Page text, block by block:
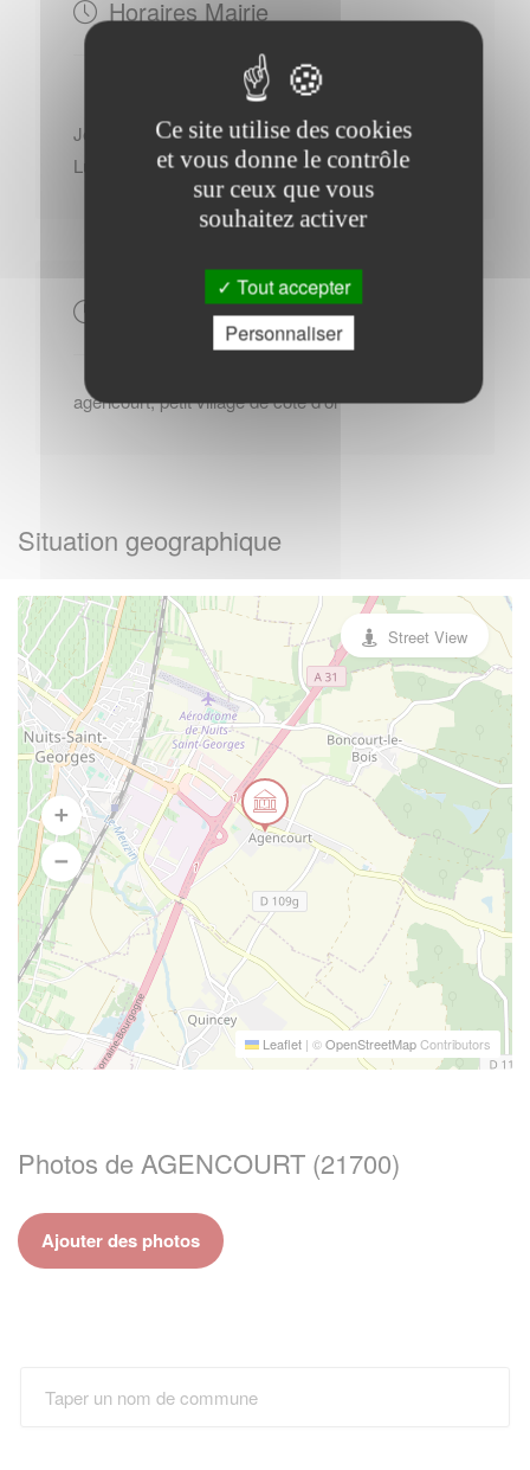
Horaires Mairie
Jeudi : - 17h00 à 18h00
Lundi : - 10h00 à 12h00
agencourt, petit village de cote d'or
Situation geographique
Leaflet | ©OpenStreetMapContributors
Street View
Photos de AGENCOURT (21700)
Ajouter des photos
Ce site utilise des cookies
et vous donne le contrôle
sur ceux que vous
souhaitez activer
Tout accepter
Personnaliser